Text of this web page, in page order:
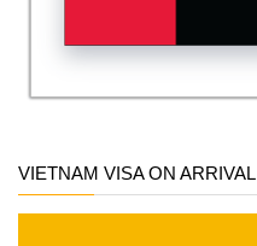
VIETNAM VISA ON ARRIVAL